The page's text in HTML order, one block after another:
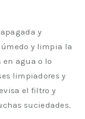
y
y limpia la
en agua o lo
limpiadores y
el filtro y
suciedades.